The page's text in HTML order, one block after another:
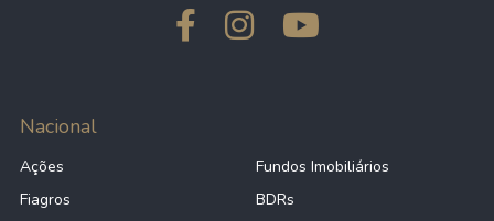
Nacional
Ações
Fundos Imobiliários
Fiagros
BDRs